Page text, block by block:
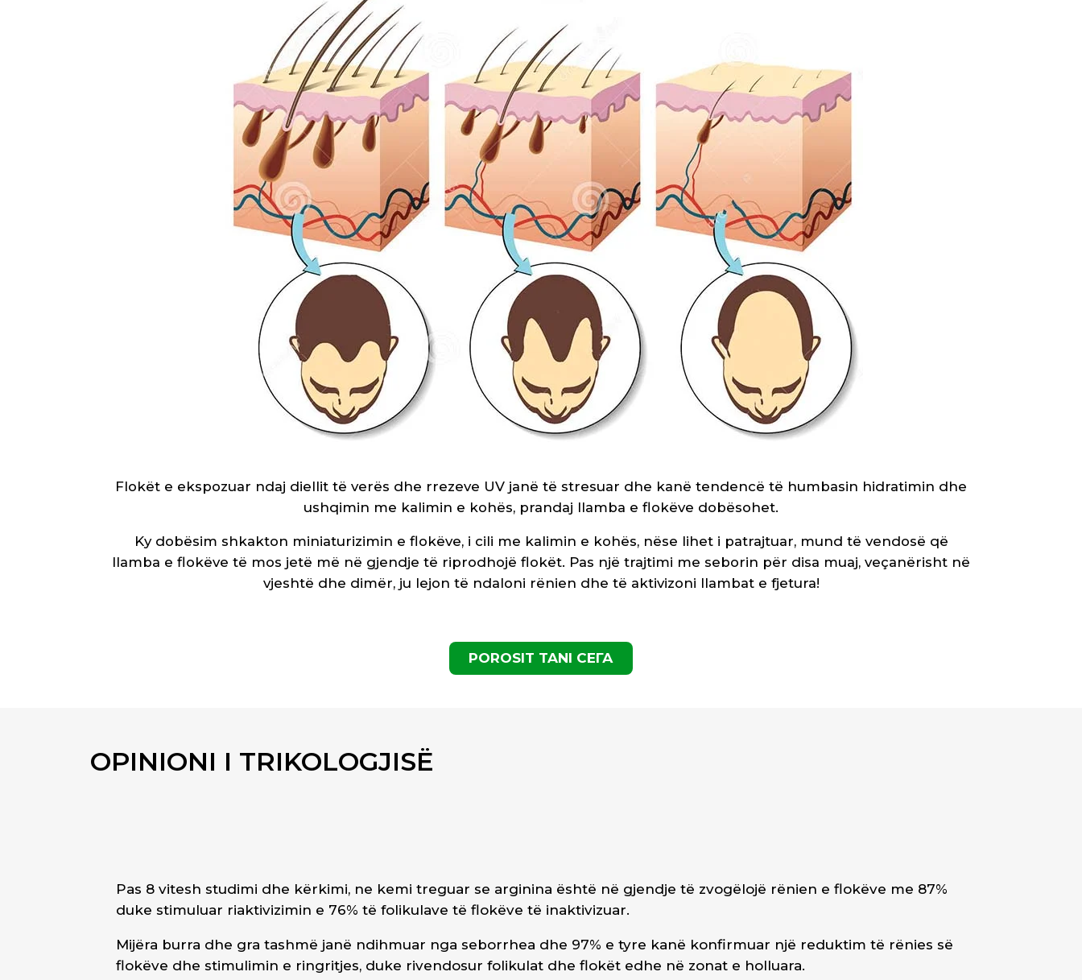
Flokët e ekspozuar ndaj diellit të verës dhe rrezeve UV janë të stresuar dhe kanë tendencë të humbasin hidratimin dhe
ushqimin me kalimin e kohës, prandaj llamba e flokëve dobësohet.
Ky dobësim shkakton miniaturizimin e flokëve, i cili me kalimin e kohës, nëse lihet i patrajtuar, mund të vendosë që
llamba e flokëve të mos jetë më në gjendje të riprodhojë flokët. Pas një trajtimi me seborin për disa muaj, veçanërisht në
vjeshtë dhe dimër, ju lejon të ndaloni rënien dhe të aktivizoni llambat e fjetura!
POROSIT TANI СЕГА
OPINIONI I TRIKOLOGJISË
Pas 8 vitesh studimi dhe kërkimi, ne kemi treguar se arginina është në gjendje të zvogëlojë rënien e flokëve me 87%
duke stimuluar riaktivizimin e 76% të folikulave të flokëve të inaktivizuar.
Mijëra burra dhe gra tashmë janë ndihmuar nga seborrhea dhe 97% e tyre kanë konfirmuar një reduktim të rënies së
flokëve dhe stimulimin e ringritjes, duke rivendosur folikulat dhe flokët edhe në zonat e holluara.